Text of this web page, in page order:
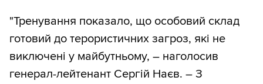
"Тренування показало, що особовий склад
готовий до терористичних загроз, які не
виключені у майбутньому, – наголосив
генерал-лейтенант Сергій Наєв. – З